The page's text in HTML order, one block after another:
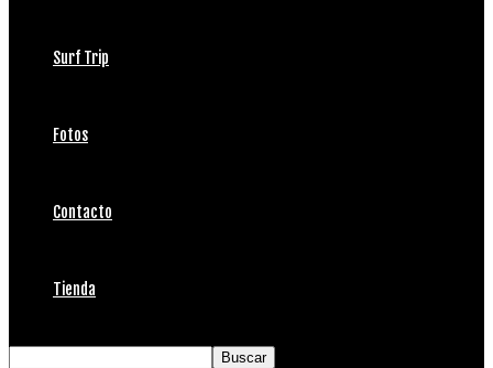
Surf Trip
Fotos
Contacto
Tienda